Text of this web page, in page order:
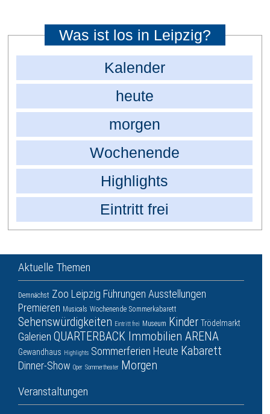
Was ist los in Leipzig?
Kalender
heute
morgen
Wochenende
Highlights
Eintritt frei
Aktuelle Themen
Demnächst Zoo Leipzig Führungen Ausstellungen
Premieren Musicals Wochenende Sommerkabarett
Sehenswürdigkeiten Eintritt frei Museum Kinder Trödelmarkt
Galerien QUARTERBACK Immobilien ARENA
Gewandhaus Highlights Sommerferien Heute Kabarett
Dinner-Show Oper Sommertheater Morgen
Veranstaltungen